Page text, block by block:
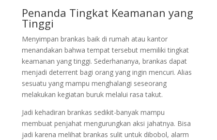
Penanda Tingkat Keamanan yang
Tinggi
Menyimpan brankas baik di rumah atau kantor
menandakan bahwa tempat tersebut memiliki tingkat
keamanan yang tinggi. Sederhananya, brankas dapat
menjadi deterrent bagi orang yang ingin mencuri. Alias
sesuatu yang mampu menghalangi seseorang
melakukan kegiatan buruk melalui rasa takut.
Jadi kehadiran brankas sedikit-banyak mampu
membuat penjahat mengurungkan aksi jahatnya. Bisa
jadi karena melihat brankas sulit untuk dibobol, alarm